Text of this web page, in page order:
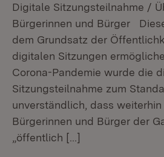
Digitale Sitzungsteilnahme /
Bürgerinnen und Bürger
dem Grundsatz der
digitalen Sitzungen
Corona-Pandemie wurde die
Sitzungsteilnahme zum
unverständlich, dass
Bürgerinnen und Bürger der
„öffentlich […]